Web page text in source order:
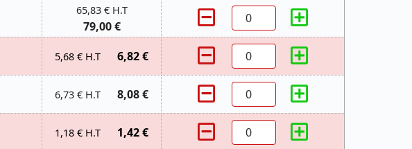
65,83 € H.T
79,00 €
5,68 € H.T 6,82 €
6,73 € H.T 8,08 €
1,18 € H.T 1,42 €